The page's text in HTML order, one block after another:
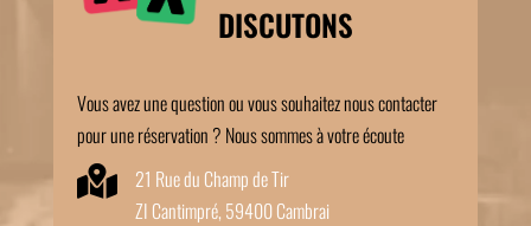
DISCUTONS
Vous avez une question ou vous souhaitez nous contacter
pour une réservation ? Nous sommes à votre écoute

21 Rue du Champ de Tir
ZI Cantimpré, 59400 Cambrai